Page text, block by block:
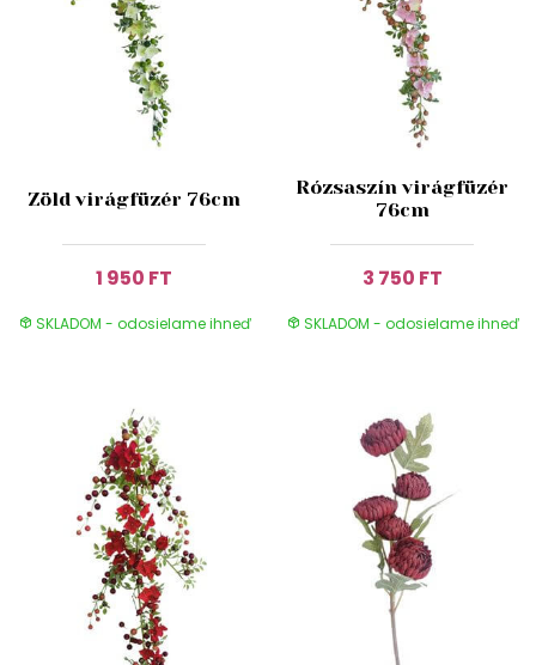
Zöld virágfüzér 76cm
1 950 FT
SKLADOM - odosielame ihneď
Rózsaszín virágfüzér
76cm
3 750 FT
SKLADOM - odosielame ihneď